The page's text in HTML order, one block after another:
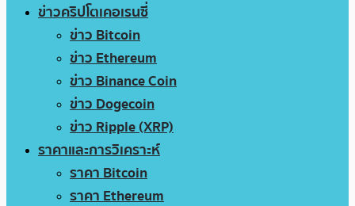
ข่าวคริปโตเคอเรนซี่
ข่าว Bitcoin
ข่าว Ethereum
ข่าว Binance Coin
ข่าว Dogecoin
ข่าว Ripple (XRP)
ราคาและการวิเคราะห์
ราคา Bitcoin
ราคา Ethereum